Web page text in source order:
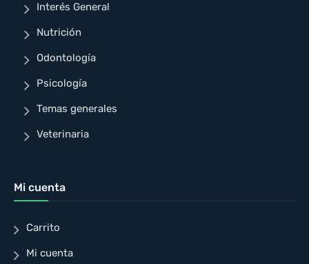
Interés General
Nutrición
Odontología
Psicología
Temas generales
Veterinaria
Mi cuenta
Carrito
Mi cuenta